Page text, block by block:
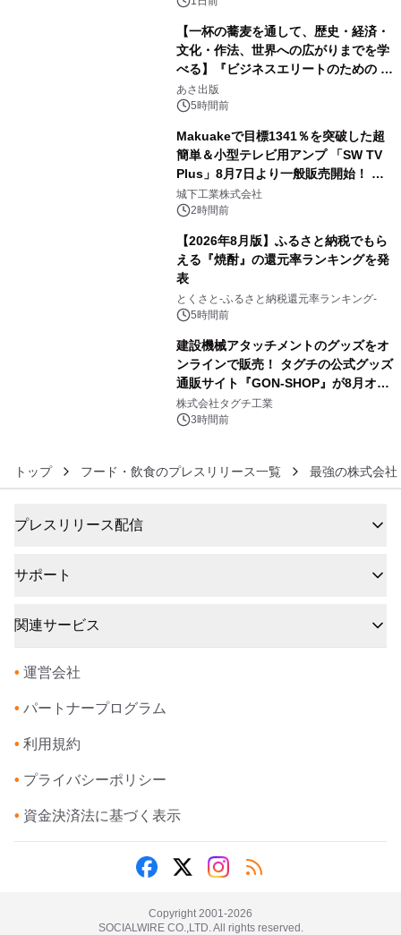
【一杯の蕎麦を通して、歴史・経済・
文化・作法、世界への広がりまでを学
べる】『ビジネスエリートのための 教
養としての蕎麦』2026年8月25日
（火）発売
あさ出版
5時間前
Makuakeで目標1341％を突破した超
簡単＆小型テレビ用アンプ 「SW TV
Plus」8月7日より一般販売開始！ ケ
ーブル1本つなぐだけ、テレビの音が
ぐっと豊かに
城下工業株式会社
2時間前
【2026年8月版】ふるさと納税でもら
える『焼酎』の還元率ランキングを発
表
とくさと-ふるさと納税還元率ランキング-
5時間前
建設機械アタッチメントのグッズをオ
ンラインで販売！ タグチの公式グッズ
通販サイト『GON-SHOP』が8月オー
プン
株式会社タグチ工業
3時間前
トップ フード・飲食のプレスリリース一覧 最強の株式会社
プレスリリース配信
サポート
関連サービス
• 運営会社
• パートナープログラム
• 利用規約
• プライバシーポリシー
• 資金決済法に基づく表示
Copyright 2001-2026
SOCIALWIRE CO.,LTD. All rights reserved.